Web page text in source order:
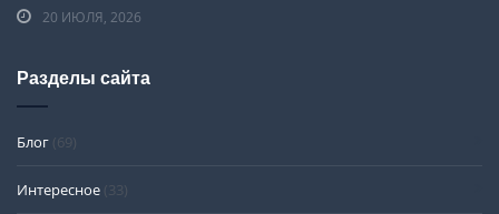
20 ИЮЛЯ, 2026
Разделы сайта
Блог (69)
Интересное (33)